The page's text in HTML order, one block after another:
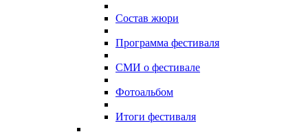
Состав жюри
Программа фестиваля
СМИ о фестивале
Фотоальбом
Итоги фестиваля